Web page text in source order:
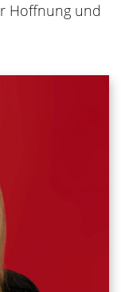
Hoffnung und